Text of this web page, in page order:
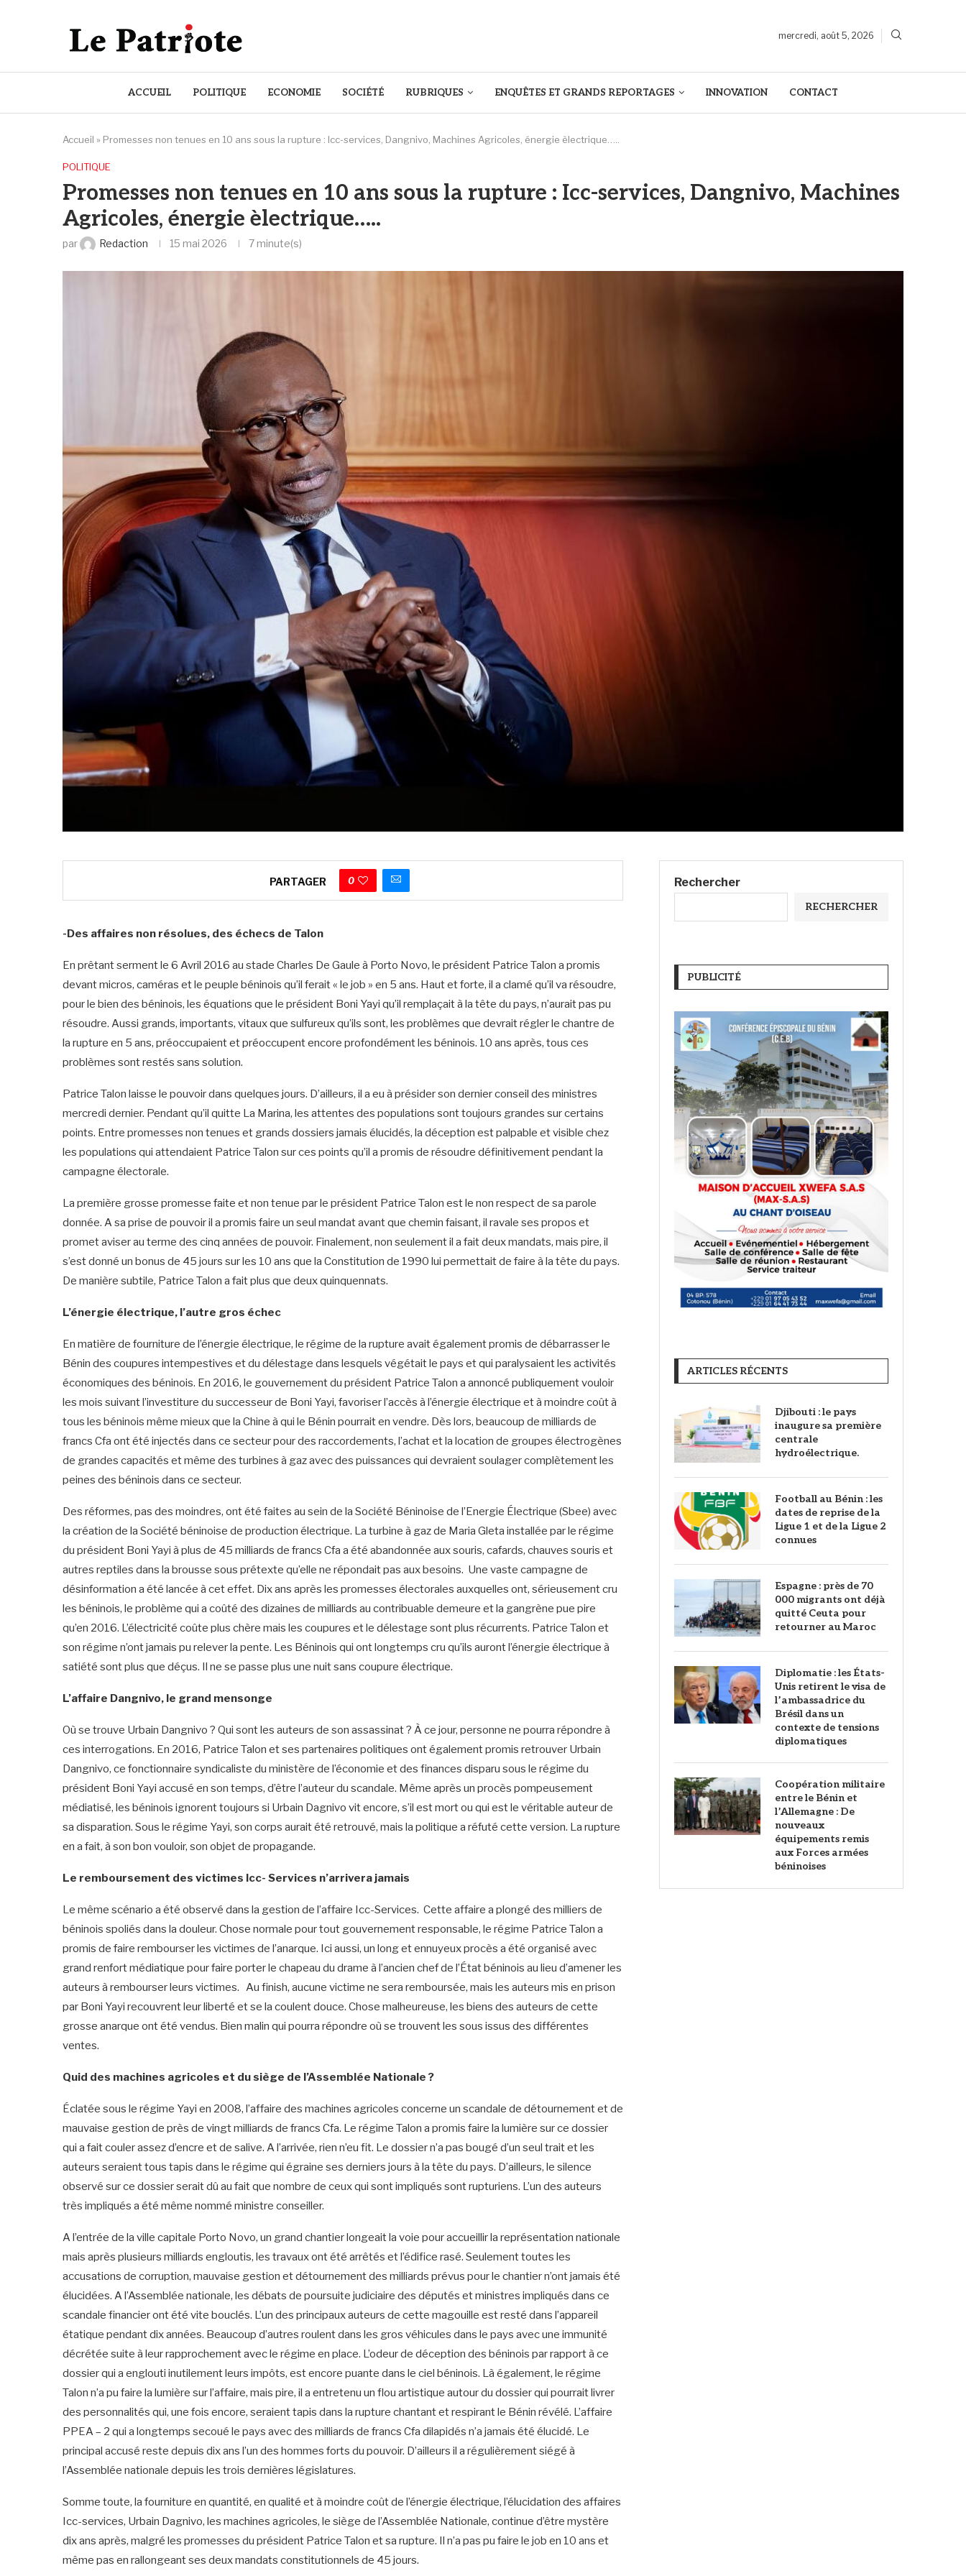
mercredi, août 5, 2026
ACCUEIL POLITIQUE ECONOMIE SOCIÉTÉ RUBRIQUES ENQUÊTES ET GRANDS REPORTAGES INNOVATION CONTACT
Accueil » Promesses non tenues en 10 ans sous la rupture : Icc-services, Dangnivo, Machines Agricoles, énergie èlectrique…..
POLITIQUE
Promesses non tenues en 10 ans sous la rupture : Icc-services, Dangnivo, Machines
Agricoles, énergie èlectrique…..
par Redaction 15 mai 2026 7 minute(s)
PARTAGER 0
-Des affaires non résolues, des échecs de Talon
En prêtant serment le 6 Avril 2016 au stade Charles De Gaule à Porto Novo, le président Patrice Talon a promis
devant micros, caméras et le peuple béninois qu’il ferait « le job » en 5 ans. Haut et forte, il a clamé qu’il va résoudre,
pour le bien des béninois, les équations que le président Boni Yayi qu’il remplaçait à la tête du pays, n’aurait pas pu
résoudre. Aussi grands, importants, vitaux que sulfureux qu’ils sont, les problèmes que devrait régler le chantre de
la rupture en 5 ans, préoccupaient et préoccupent encore profondément les béninois. 10 ans après, tous ces
problèmes sont restés sans solution.
Patrice Talon laisse le pouvoir dans quelques jours. D’ailleurs, il a eu à présider son dernier conseil des ministres
mercredi dernier. Pendant qu’il quitte La Marina, les attentes des populations sont toujours grandes sur certains
points. Entre promesses non tenues et grands dossiers jamais élucidés, la déception est palpable et visible chez
les populations qui attendaient Patrice Talon sur ces points qu’il a promis de résoudre définitivement pendant la
campagne électorale.
La première grosse promesse faite et non tenue par le président Patrice Talon est le non respect de sa parole
donnée. A sa prise de pouvoir il a promis faire un seul mandat avant que chemin faisant, il ravale ses propos et
promet aviser au terme des cinq années de pouvoir. Finalement, non seulement il a fait deux mandats, mais pire, il
s’est donné un bonus de 45 jours sur les 10 ans que la Constitution de 1990 lui permettait de faire à la tête du pays.
De manière subtile, Patrice Talon a fait plus que deux quinquennats.
L’énergie électrique, l’autre gros échec
En matière de fourniture de l’énergie électrique, le régime de la rupture avait également promis de débarrasser le
Bénin des coupures intempestives et du délestage dans lesquels végétait le pays et qui paralysaient les activités
économiques des béninois. En 2016, le gouvernement du président Patrice Talon a annoncé publiquement vouloir
les mois suivant l’investiture du successeur de Boni Yayi, favoriser l’accès à l’énergie électrique et à moindre coût à
tous les béninois même mieux que la Chine à qui le Bénin pourrait en vendre. Dès lors, beaucoup de milliards de
francs Cfa ont été injectés dans ce secteur pour des raccordements, l’achat et la location de groupes électrogènes
de grandes capacités et même des turbines à gaz avec des puissances qui devraient soulager complètement les
peines des béninois dans ce secteur.
Des réformes, pas des moindres, ont été faites au sein de la Société Béninoise de l’Energie Électrique (Sbee) avec
la création de la Société béninoise de production électrique. La turbine à gaz de Maria Gleta installée par le régime
du président Boni Yayi à plus de 45 milliards de francs Cfa a été abandonnée aux souris, cafards, chauves souris et
autres reptiles dans la brousse sous prétexte qu’elle ne répondait pas aux besoins. Une vaste campagne de
désinformation a été lancée à cet effet. Dix ans après les promesses électorales auxquelles ont, sérieusement cru
les béninois, le problème qui a coûté des dizaines de milliards au contribuable demeure et la gangrène pue pire
qu’en 2016. L’électricité coûte plus chère mais les coupures et le délestage sont plus récurrents. Patrice Talon et
son régime n’ont jamais pu relever la pente. Les Béninois qui ont longtemps cru qu’ils auront l’énergie électrique à
satiété sont plus que déçus. Il ne se passe plus une nuit sans coupure électrique.
L’affaire Dangnivo, le grand mensonge
Où se trouve Urbain Dangnivo ? Qui sont les auteurs de son assassinat ? À ce jour, personne ne pourra répondre à
ces interrogations. En 2016, Patrice Talon et ses partenaires politiques ont également promis retrouver Urbain
Dangnivo, ce fonctionnaire syndicaliste du ministère de l’économie et des finances disparu sous le régime du
président Boni Yayi accusé en son temps, d’être l’auteur du scandale. Même après un procès pompeusement
médiatisé, les béninois ignorent toujours si Urbain Dagnivo vit encore, s’il est mort ou qui est le véritable auteur de
sa disparation. Sous le régime Yayi, son corps aurait été retrouvé, mais la politique a réfuté cette version. La rupture
en a fait, à son bon vouloir, son objet de propagande.
Le remboursement des victimes Icc- Services n’arrivera jamais
Le même scénario a été observé dans la gestion de l’affaire Icc-Services. Cette affaire a plongé des milliers de
béninois spoliés dans la douleur. Chose normale pour tout gouvernement responsable, le régime Patrice Talon a
promis de faire rembourser les victimes de l’anarque. Ici aussi, un long et ennuyeux procès a été organisé avec
grand renfort médiatique pour faire porter le chapeau du drame à l’ancien chef de l’État béninois au lieu d’amener les
auteurs à rembourser leurs victimes. Au finish, aucune victime ne sera remboursée, mais les auteurs mis en prison
par Boni Yayi recouvrent leur liberté et se la coulent douce. Chose malheureuse, les biens des auteurs de cette
grosse anarque ont été vendus. Bien malin qui pourra répondre où se trouvent les sous issus des différentes
ventes.
Quid des machines agricoles et du siège de l’Assemblée Nationale ?
Éclatée sous le régime Yayi en 2008, l’affaire des machines agricoles concerne un scandale de détournement et de
mauvaise gestion de près de vingt milliards de francs Cfa. Le régime Talon a promis faire la lumière sur ce dossier
qui a fait couler assez d’encre et de salive. A l’arrivée, rien n’eu fit. Le dossier n’a pas bougé d’un seul trait et les
auteurs seraient tous tapis dans le régime qui égraine ses derniers jours à la tête du pays. D’ailleurs, le silence
observé sur ce dossier serait dû au fait que nombre de ceux qui sont impliqués sont rupturiens. L’un des auteurs
très impliqués a été même nommé ministre conseiller.
A l’entrée de la ville capitale Porto Novo, un grand chantier longeait la voie pour accueillir la représentation nationale
mais après plusieurs milliards engloutis, les travaux ont été arrêtés et l’édifice rasé. Seulement toutes les
accusations de corruption, mauvaise gestion et détournement des milliards prévus pour le chantier n’ont jamais été
élucidées. A l’Assemblée nationale, les débats de poursuite judiciaire des députés et ministres impliqués dans ce
scandale financier ont été vite bouclés. L’un des principaux auteurs de cette magouille est resté dans l’appareil
étatique pendant dix années. Beaucoup d’autres roulent dans les gros véhicules dans le pays avec une immunité
décrétée suite à leur rapprochement avec le régime en place. L’odeur de déception des béninois par rapport à ce
dossier qui a englouti inutilement leurs impôts, est encore puante dans le ciel béninois. Là également, le régime
Talon n’a pu faire la lumière sur l’affaire, mais pire, il a entretenu un flou artistique autour du dossier qui pourrait livrer
des personnalités qui, une fois encore, seraient tapis dans la rupture chantant et respirant le Bénin révélé. L’affaire
PPEA – 2 qui a longtemps secoué le pays avec des milliards de francs Cfa dilapidés n’a jamais été élucidé. Le
principal accusé reste depuis dix ans l’un des hommes forts du pouvoir. D’ailleurs il a régulièrement siégé à
l’Assemblée nationale depuis les trois dernières législatures.
Somme toute, la fourniture en quantité, en qualité et à moindre coût de l’énergie électrique, l’élucidation des affaires
Icc-services, Urbain Dagnivo, les machines agricoles, le siège de l’Assemblée Nationale, continue d’être mystère
dix ans après, malgré les promesses du président Patrice Talon et sa rupture. Il n’a pas pu faire le job en 10 ans et
même pas en rallongeant ses deux mandats constitutionnels de 45 jours.
Rechercher
RECHERCHER
PUBLICITÉ
ARTICLES RÉCENTS
Djibouti : le pays
inaugure sa première
centrale
hydroélectrique.
Football au Bénin : les
dates de reprise de la
Ligue 1 et de la Ligue 2
connues
‎Espagne : près de 70
000 migrants ont déjà
quitté Ceuta pour
retourner au Maroc
Diplomatie : les États-
Unis retirent le visa de
l’ambassadrice du
Brésil dans un
contexte de tensions
diplomatiques
Coopération militaire
entre le Bénin et
l’Allemagne : De
nouveaux
équipements remis
aux Forces armées
béninoises